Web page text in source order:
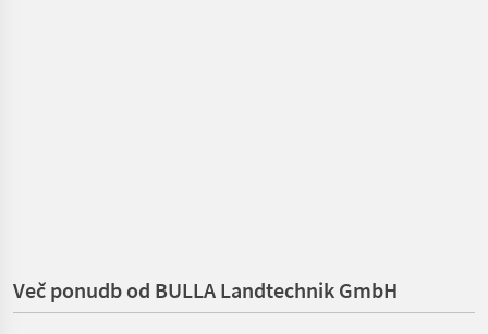
Več ponudb od BULLA Landtechnik GmbH